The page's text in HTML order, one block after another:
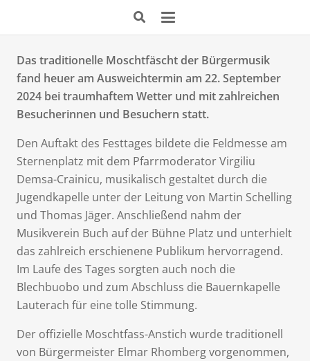
Das traditionelle Moschtfäscht der Bürgermusik
fand heuer am Ausweichtermin am 22. September
2024 bei traumhaftem Wetter und mit zahlreichen
Besucherinnen und Besuchern statt.
Den Auftakt des Festtages bildete die Feldmesse am
Sternenplatz mit dem Pfarrmoderator Virgiliu
Demsa-Crainicu, musikalisch gestaltet durch die
Jugendkapelle unter der Leitung von Martin Schelling
und Thomas Jäger. Anschließend nahm der
Musikverein Buch auf der Bühne Platz und unterhielt
das zahlreich erschienene Publikum hervorragend.
Im Laufe des Tages sorgten auch noch die
Blechbuobo und zum Abschluss die Bauernkapelle
Lauterach für eine tolle Stimmung.
Der offizielle Moschtfass-Anstich wurde traditionell
von Bürgermeister Elmar Rhomberg vorgenommen,